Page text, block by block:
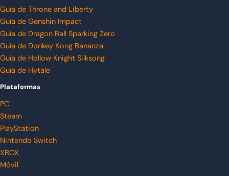
Guía de Throne and Liberty
Guía de Genshin Impact
Guía de Dragon Ball Sparking Zero
Guía de Donkey Kong Bananza
Guía de Hollow Knight Silksong
Guía de Hytale
Plataformas
PC
Steam
PlayStation
Nintendo Switch
XBOX
Móvil